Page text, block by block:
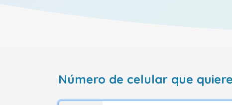
Número de celular que